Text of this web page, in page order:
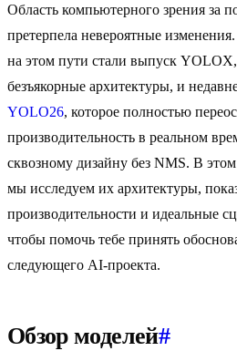
Область компьютерного зрения за
претерпела невероятные
на этом пути стали выпуск
безъякорные архитектуры, и
YOLO26, которое полностью
производительность в реальном
сквозному дизайну без NMS. В
мы исследуем их архитектуры,
производительности и идеальные
чтобы помочь тебе принять
следующего AI-проекта.
Обзор моделей#